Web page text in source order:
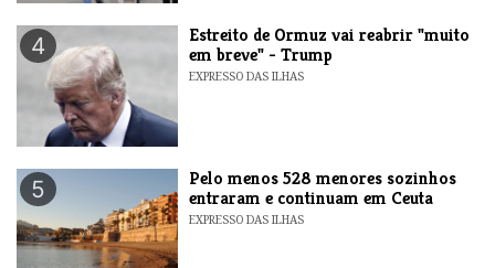
4
Estreito de Ormuz vai reabrir "muito
em breve" - Trump
EXPRESSO DAS ILHAS
5
Pelo menos 528 menores sozinhos
entraram e continuam em Ceuta
EXPRESSO DAS ILHAS